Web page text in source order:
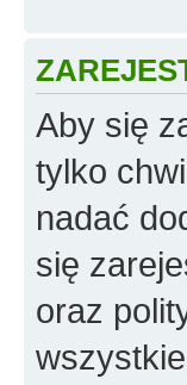
Aby się
tylko
nadać
się
oraz